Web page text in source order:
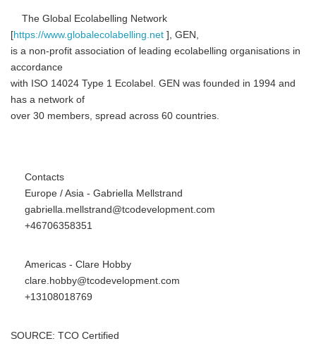
The Global Ecolabelling Network
[https://www.globalecolabelling.net ], GEN,
is a non-profit association of leading ecolabelling organisations in
accordance
with ISO 14024 Type 1 Ecolabel. GEN was founded in 1994 and
has a network of
over 30 members, spread across 60 countries.
Contacts
Europe / Asia - Gabriella Mellstrand
gabriella.mellstrand@tcodevelopment.com
+46706358351
Americas - Clare Hobby
clare.hobby@tcodevelopment.com
+13108018769
SOURCE: TCO Certified
Japanese
English